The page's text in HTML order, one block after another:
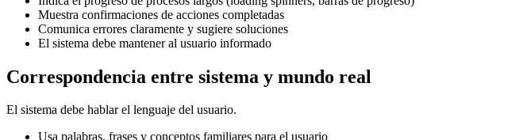
Muestra confirmaciones de acciones completadas
Comunica errores claramente y sugiere soluciones
El sistema debe mantener al usuario informado
Correspondencia entre sistema y mundo real
El sistema debe hablar el lenguaje del usuario.
Usa palabras, frases y conceptos familiares para el usuario